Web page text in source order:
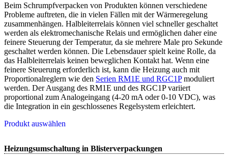
Beim Schrumpfverpacken von Produkten können verschiedene
Probleme auftreten, die in vielen Fällen mit der Wärmeregelung
zusammenhängen. Halbleiterrelais können viel schneller geschaltet
werden als elektromechanische Relais und ermöglichen daher eine
feinere Steuerung der Temperatur, da sie mehrere Male pro Sekunde
geschaltet werden können. Die Lebensdauer spielt keine Rolle, da
das Halbleiterrelais keinen beweglichen Kontakt hat. Wenn eine
feinere Steuerung erforderlich ist, kann die Heizung auch mit
Proportionalreglern wie den Serien RM1E und RGC1Pmoduliert
werden. Der Ausgang des RM1E und des RGC1P variiert
proportional zum Analogeingang (4-20 mA oder 0-10 VDC), was
die Integration in ein geschlossenes Regelsystem erleichtert.
Produkt auswählen
Heizungsumschaltung in Blisterverpackungen